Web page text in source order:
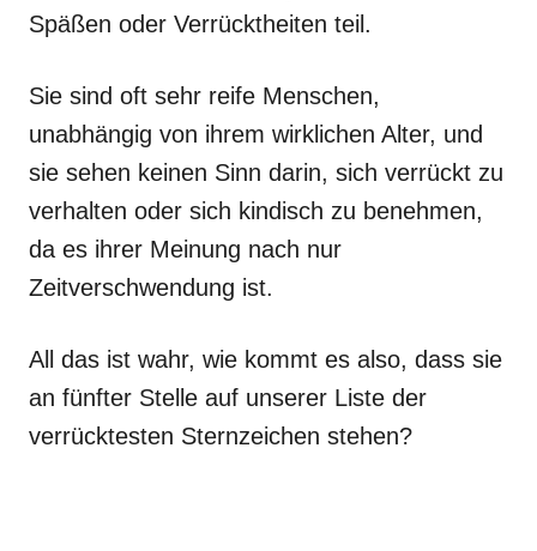
Späßen oder Verrücktheiten teil.
Sie sind oft sehr reife Menschen,
unabhängig von ihrem wirklichen Alter, und
sie sehen keinen Sinn darin, sich verrückt zu
verhalten oder sich kindisch zu benehmen,
da es ihrer Meinung nach nur
Zeitverschwendung ist.
All das ist wahr, wie kommt es also, dass sie
an fünfter Stelle auf unserer Liste der
verrücktesten Sternzeichen stehen?